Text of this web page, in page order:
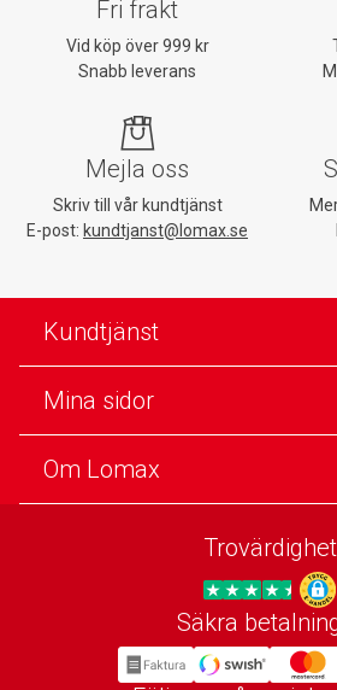
Fri frakt
Vid köp över 999 kr
Snabb leverans
Mejla oss
Skriv till vår kundtjänst
E-post: kundtjanst@lomax.se
Kundtjänst
Mina sidor
Om Lomax
Trovärdighet
Säkra